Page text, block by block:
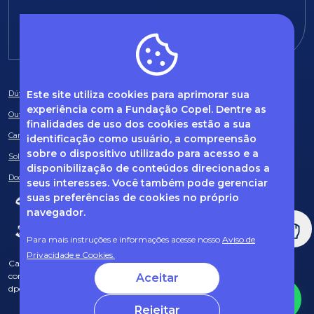
Este site utiliza cookies para aprimorar sua
experiência com a Fundação Copel. Dentre as
finalidades de uso dos cookies estão a sua
identificação como usuário, a compreensão
sobre o dispositivo utilizado para acesso e a
disponibilização de conteúdos direcionados a
seus interesses. Você também pode gerenciar
suas preferências de cookies no próprio
navegador.
Para mais instruções e informações acesse nosso Aviso de
Privacidade e Cookies.
Aceitar
Rejeitar
Dúvidas frequentes
Ouvidoria
Canal de Denúncias
Solicitação de informações
Documentos obrigatórios
Caso tenha dúvidas sobre Privacidade de Dados e LGPD, entre em
contato com o nosso DPO (encarregado de dados) via e-mail:
dpo@fcopel.org.br